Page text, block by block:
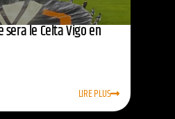
sera le Celta Vigo en
LIRE PLUS